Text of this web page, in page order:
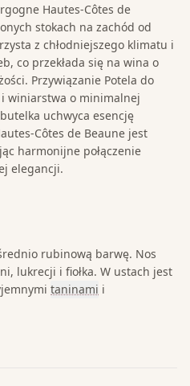
Hautes-Côtes de
stokach na zachód od
z chłodniejszego klimatu i
co przekłada się na wina o
Przywiązanie Potela do
winiarstwa o minimalnej
uchwyca esencję
Côtes de Beaune jest
harmonijne połączenie
elegancji.
rubinową barwę. Nos
lukrecji i fiołka. W ustach jest
taninami i